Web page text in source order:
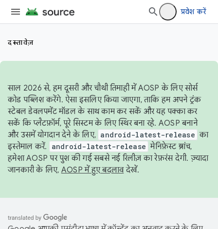
प्रवेश करें
दस्तावेज़
साल 2026 से, हम दूसरी और चौथी तिमाही में AOSP के लिए सोर्स
कोड पब्लिश करेंगे. ऐसा इसलिए किया जाएगा, ताकि हम अपने ट्रंक
स्टेबल डेवलपमेंट मॉडल के साथ काम कर सकें और यह पक्का कर
सकें कि प्लैटफ़ॉर्म, पूरे सिस्टम के लिए स्थिर बना रहे. AOSP बनाने
और उसमें योगदान देने के लिए, android-latest-release का
इस्तेमाल करें.
android-latest-release मेनिफ़ेस्ट ब्रांच,
हमेशा AOSP पर पुश की गई सबसे नई रिलीज़ का रेफ़रंस देगी. ज़्यादा
जानकारी के लिए, AOSP में हुए बदलावदेखें.